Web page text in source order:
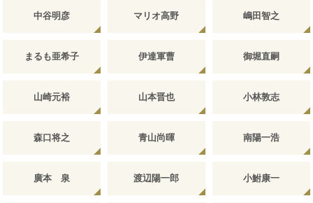
中谷明彦 マリオ高野 嶋田智之
まるも亜希子 伊達軍曹 御堀直嗣
山崎元裕 山本晋也 小林敦志
森口将之 青山尚暉 南陽一浩
廣本 泉 渡辺陽一郎 小鮒康一